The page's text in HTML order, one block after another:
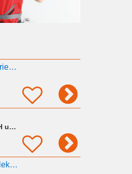
Mechatroniker*in / Betriebselektriker*in für Betriebsinstandhaltung (m/w/d)
KURZ SiloSysteme Wilhelm Kurz u. Söhne GmbH und Co. KG
DICH! Mechatroniker / Mechaniker / Anlagenelektriker (